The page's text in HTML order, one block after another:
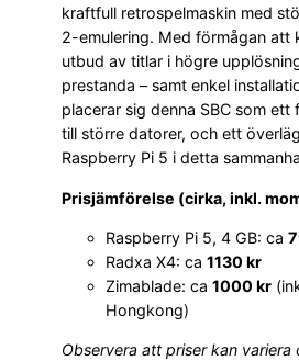
kraftfull retrospelmaskin med
2-emulering. Med förmågan att
utbud av titlar i högre
prestanda – samt enkel
placerar sig denna SBC som
till större datorer, och ett
Raspberry Pi 5 i detta
Prisjämförelse (cirka, inkl.
Raspberry Pi 5, 4 GB: ca
Radxa X4: ca 1130 kr
Zimablade: ca 1000 kr
Hongkong)
Observera att priser kan variera